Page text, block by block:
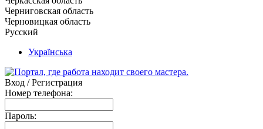
Черниговская область
Черновицкая область
Русский
Українська
Вход / Регистрация
Номер телефона:
Пароль: